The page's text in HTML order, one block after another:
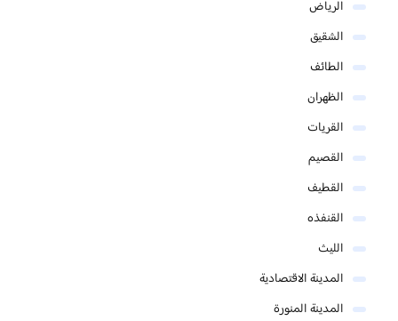
الرياض
الشقيق
الطائف
الظهران
القريات
القصيم
القطيف
القنفذه
الليث
المدينة الاقتصادية
المدينة المنورة